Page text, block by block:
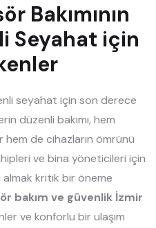
Bakımının
Seyahat için
seyahat için son derece
düzenli bakımı, hem
hem de cihazların ömrünü
ve bina yöneticileri için
kritik bir öneme
bakım ve güvenlik İzmir
ve konforlu bir ulaşım